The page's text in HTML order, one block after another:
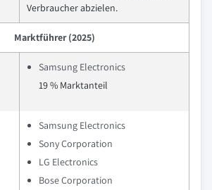
Verbraucher abzielen.
Marktführer (2025)
Samsung Electronics
19 % Marktanteil
Samsung Electronics
Sony Corporation
LG Electronics
Bose Corporation